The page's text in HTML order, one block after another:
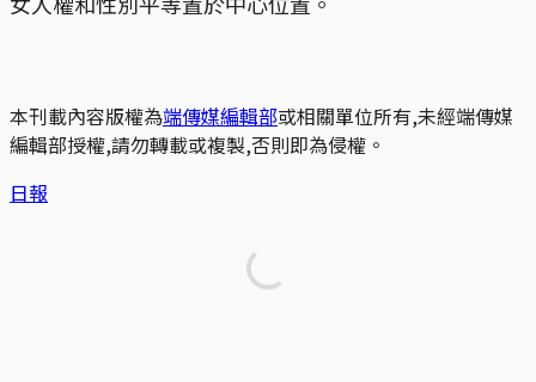
本刊載內容版權為端傳媒編輯部或相關單位所有,未經端傳媒
編輯部授權,請勿轉載或複製,否則即為侵權。
日報